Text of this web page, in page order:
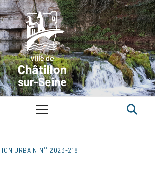
VILLE
SUR-SEINE
PARC
Primary
URBAIN N° 2023-218